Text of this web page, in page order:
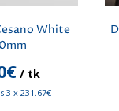
White
€Praegune
hind
on:
/ tk
3 x 231.67€